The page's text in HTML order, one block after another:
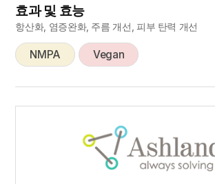
효과 및 효능
항산화, 염증완화, 주름 개선, 피부 탄력 개선
NMPA Vegan